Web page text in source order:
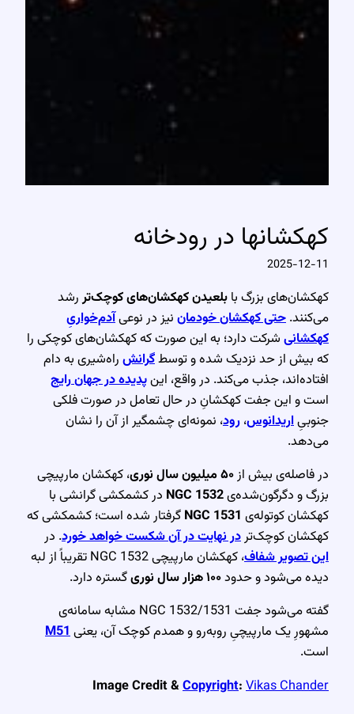
کهکشانها در رودخانه
2025-12-11
کهکشان‌های بزرگ بابلعیدن کهکشان‌های کوچک‌تررشد
می‌کنند.حتی کهکشان خودماننیز در نوعیآدم‌خواریِ
کهکشانیشرکت دارد؛ به این صورت که کهکشان‌های کوچکی را
که بیش از حد نزدیک شده و توسطگرانشراه‌شیری به دام
افتاده‌اند، جذب می‌کند. در واقع، اینپدیده در جهان رایج
است و این جفت کهکشانِ در حال تعامل در صورت فلکی
جنوبیِاریدانوس،رود، نمونه‌ای چشمگیر از آن را نشان
می‌دهد.
در فاصله‌ی بیش از۵۰ میلیون سال نوری
، کهکشان مارپیچی
بزرگ و دگرگون‌شده‌یNGC 1532 در کشمکشی گرانشی با
کهکشان کوتوله‌ی NGC 1531گرفتار شده است؛ کشمکشی که
کهکشان کوچک‌تردر نهایت در آن شکست خواهد خورد. در
این تصویر شفاف
، کهکشان مارپیچی NGC 1532 تقریباً از لبه
دیده می‌شود و حدود۱۰۰ هزار سال نوری
گستره دارد.
گفته می‌شود جفت NGC 1532/1531 مشابه سامانه‌ی
مشهورِ یک مارپیچیِ رو‌به‌رو و همدم کوچک آن، یعنیM51
است.
Image Credit &Copyright:Vikas Chander